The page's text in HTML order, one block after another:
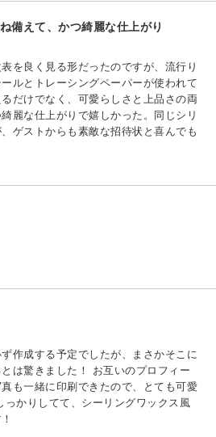
備えて、かつ綺麗な仕上がり
を良く見る形だったのですが、流行り
ルとトレーシングペーパーが使われて
だけでなく、可愛らしさと上品さの両
麗な仕上がりで嬉しかった。同じシリ
ゲストからも素敵な招待状と喜んでも
作成する予定でしたが、まさかそこに
は驚きました！ お互いのプロフィー
も一緒に印刷できたので、とても可愛
っかりしてて、シーリングワックス風